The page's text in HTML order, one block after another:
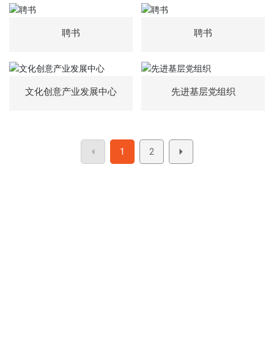
聘书 聘书
文化创意产业发展中心 先进基层党组织
1 2